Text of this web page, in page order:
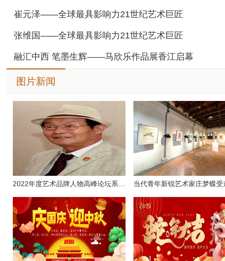
崔元泽——全球最具影响力21世纪艺术巨匠
张维国——全球最具影响力21世纪艺术巨匠
融汇中西 笔墨生辉——马欣乐作品展香江启幕
图片新闻